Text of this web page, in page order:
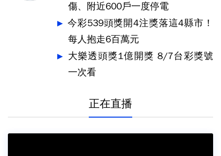
傷、附近600戶一度停電
今彩539頭獎開4注獎落這4縣市！
每人抱走6百萬元
大樂透頭獎1億開獎 8/7台彩獎號
一次看
正在直播